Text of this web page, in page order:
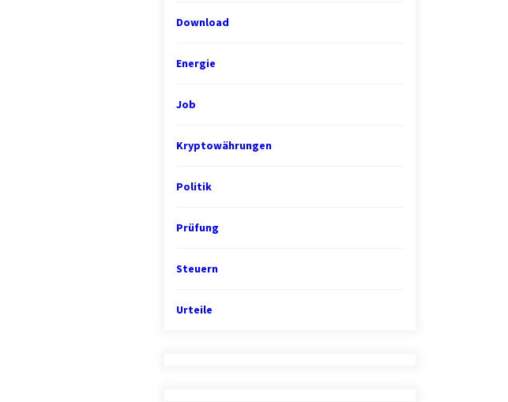
Download
Energie
Job
Kryptowährungen
Politik
Prüfung
Steuern
Urteile